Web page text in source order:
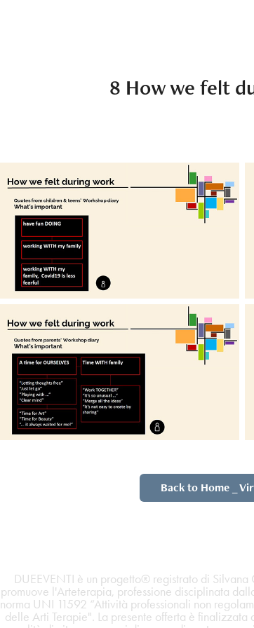
8 How we felt
Back to Home _
DUEEVENTI è un progetto® registrato di
promuove l'Arteterapia, professione disciplinata
norma UNI 11592 “Attività professionali non
delle Arti Terapie". La presente offerta è